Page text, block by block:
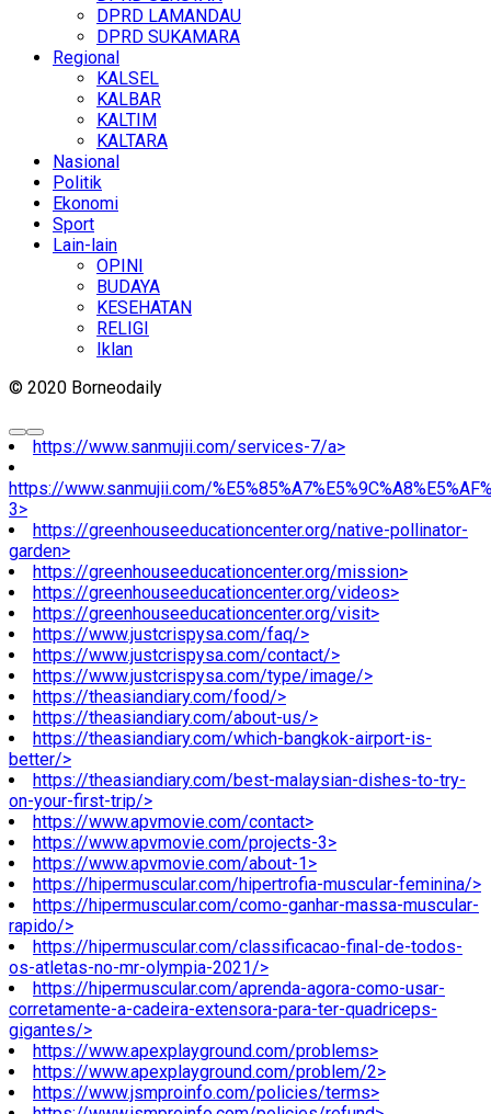
DPRD LAMANDAU
DPRD SUKAMARA
Regional
KALSEL
KALBAR
KALTIM
KALTARA
Nasional
Politik
Ekonomi
Sport
Lain-lain
OPINI
BUDAYA
KESEHATAN
RELIGI
Iklan
© 2020 Borneodaily
https://www.sanmujii.com/services-7/a>
https://www.sanmujii.com/
3>
https://greenhouseeducationcenter.org/native-pollinator-
garden>
https://greenhouseeducationcenter.org/mission>
https://greenhouseeducationcenter.org/videos>
https://greenhouseeducationcenter.org/visit>
https://www.justcrispysa.com/faq/>
https://www.justcrispysa.com/contact/>
https://www.justcrispysa.com/type/image/>
https://theasiandiary.com/food/>
https://theasiandiary.com/about-us/>
https://theasiandiary.com/which-bangkok-airport-is-
better/>
https://theasiandiary.com/best-malaysian-dishes-to-try-
on-your-first-trip/>
https://www.apvmovie.com/contact>
https://www.apvmovie.com/projects-3>
https://www.apvmovie.com/about-1>
https://hipermuscular.com/hipertrofia-muscular-feminina/>
https://hipermuscular.com/como-ganhar-massa-muscular-
rapido/>
https://hipermuscular.com/classificacao-final-de-todos-
os-atletas-no-mr-olympia-2021/>
https://hipermuscular.com/aprenda-agora-como-usar-
corretamente-a-cadeira-extensora-para-ter-quadriceps-
gigantes/>
https://www.apexplayground.com/problems>
https://www.apexplayground.com/problem/2>
https://www.jsmproinfo.com/policies/terms>